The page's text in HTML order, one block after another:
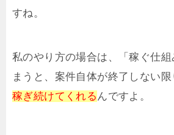
すね。
私のやり方の場合は、「稼ぐ仕
まうと、案件自体が終了しない限
稼ぎ続けてくれる んですよ。